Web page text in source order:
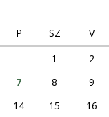
P SZ
V
1
2
7 8
9
14 15
16